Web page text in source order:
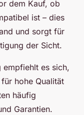
dem Kauf, ob
ist – dies
und sorgt für
der Sicht.
empfiehlt es sich,
hohe Qualität
häufig
Garantien.